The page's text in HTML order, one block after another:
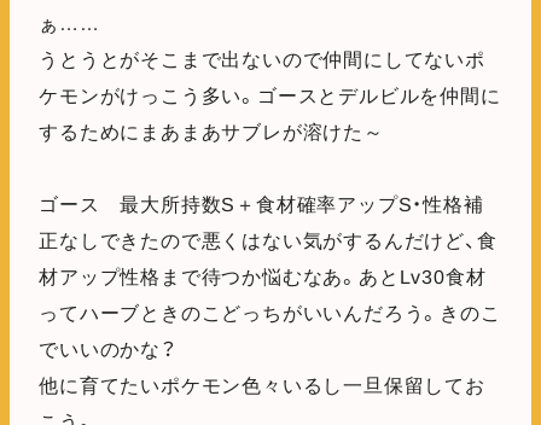
ぁ……
うとうとがそこまで出ないので仲間にしてないポ
ケモンがけっこう多い。ゴースとデルビルを仲間に
するためにまあまあサブレが溶けた～
ゴース 最大所持数S＋食材確率アップS・性格補
正なしできたので悪くはない気がするんだけど、食
材アップ性格まで待つか悩むなあ。あとLv30食材
ってハーブときのこどっちがいいんだろう。きのこ
でいいのかな？
他に育てたいポケモン色々いるし一旦保留してお